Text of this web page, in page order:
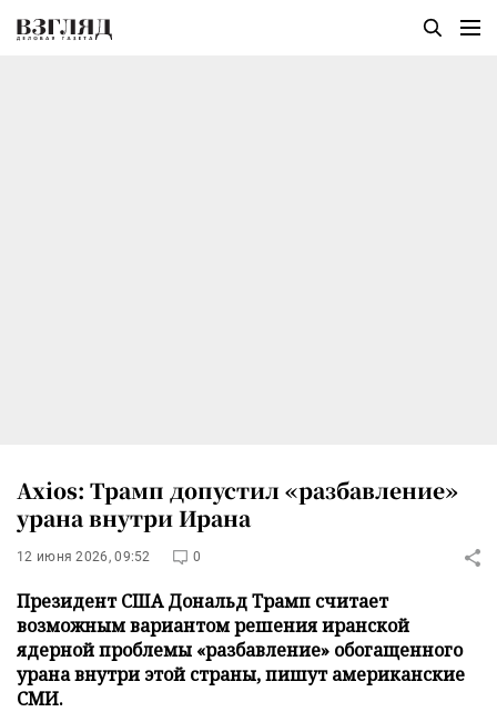
Axios: Трамп допустил «разбавление»
урана внутри Ирана
12 июня 2026, 09:52 0
Президент США Дональд Трамп считает
возможным вариантом решения иранской
ядерной проблемы «разбавление» обогащенного
урана внутри этой страны, пишут американские
СМИ.